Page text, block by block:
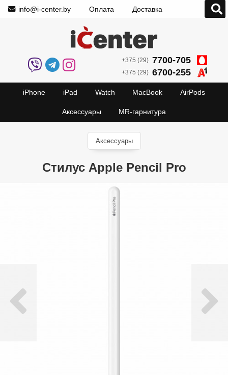
info@i-center.by Оплата Доставка
+375 (29) 7700-705
+375 (29) 6700-255
iPhone iPad Watch MacBook AirPods
Аксессуары MR-гарнитура
Аксессуары
Стилус Apple Pencil Pro